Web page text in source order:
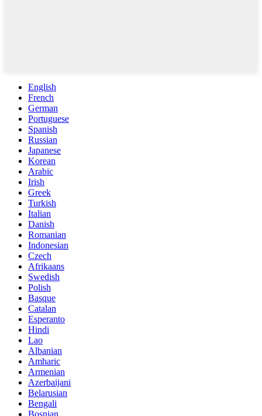
English
French
German
Portuguese
Spanish
Russian
Japanese
Korean
Arabic
Irish
Greek
Turkish
Italian
Danish
Romanian
Indonesian
Czech
Afrikaans
Swedish
Polish
Basque
Catalan
Esperanto
Hindi
Lao
Albanian
Amharic
Armenian
Azerbaijani
Belarusian
Bengali
Bosnian